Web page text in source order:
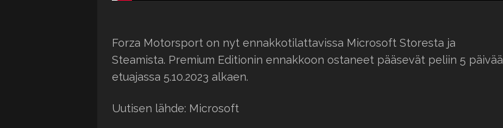
Forza Motorsport on nyt ennakkotilattavissa Microsoft Storesta ja
Steamista. Premium Editionin ennakkoon ostaneet pääsevät peliin 5 päivää
etuajassa 5.10.2023 alkaen.
Uutisen lähde: Microsoft